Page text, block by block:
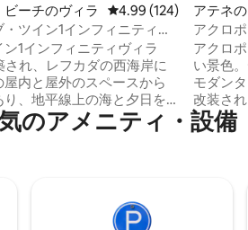
5つ星の平均評価
ビーチのヴィラ レビュー124件、5つ
4.99 (124)
ツイン1インフィニティヴ
マ レフカダ
1インフィニティヴィラ
され、レフカダの西海岸に
内と屋外のスペースから
、地平線上の海と夕日を
ことができます。 有名な
チまで徒歩5分で行けます。
つのヴィ
クスは、贅沢さとプライ
アテネ
アクロ
アクロ
い景色
モダン
改装さ
ャワー
ります
備わっ
で、カッ
のアメニティ・設備